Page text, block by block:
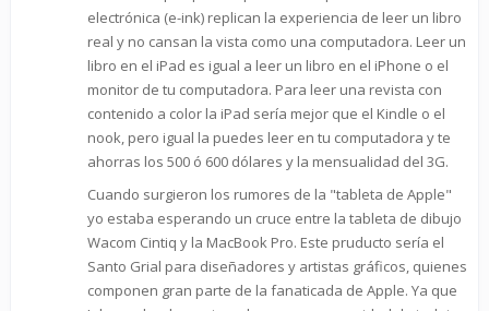
electrónica (e-ink) replican la experiencia de leer un libro
real y no cansan la vista como una computadora. Leer un
libro en el iPad es igual a leer un libro en el iPhone o el
monitor de tu computadora. Para leer una revista con
contenido a color la iPad sería mejor que el Kindle o el
nook, pero igual la puedes leer en tu computadora y te
ahorras los 500 ó 600 dólares y la mensualidad del 3G.
Cuando surgieron los rumores de la "tableta de Apple"
yo estaba esperando un cruce entre la tableta de dibujo
Wacom Cintiq y la MacBook Pro. Este pruducto sería el
Santo Grial para diseñadores y artistas gráficos, quienes
componen gran parte de la fanaticada de Apple. Ya que